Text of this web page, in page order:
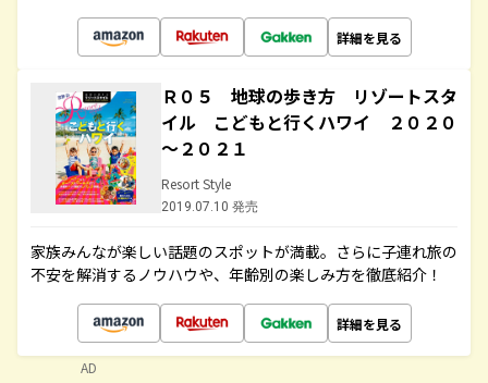
詳細を見る
Ｒ０５ 地球の歩き方 リゾートスタ
イル こどもと行くハワイ ２０２０
～２０２１
Resort Style
2019.07.10 発売
家族みんなが楽しい話題のスポットが満載。さらに子連れ旅の
不安を解消するノウハウや、年齢別の楽しみ方を徹底紹介！
詳細を見る
AD